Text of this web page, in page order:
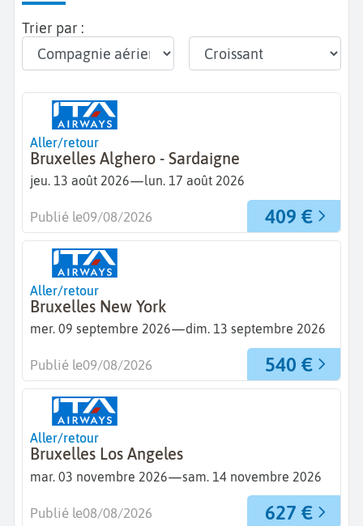
Trier par :
Aller/retour
Bruxelles Alghero - Sardaigne
jeu. 13 août 2026—lun. 17 août 2026
409 €
Publié le09/08/2026
Aller/retour
Bruxelles New York
mer. 09 septembre 2026—dim. 13 septembre 2026
540 €
Publié le09/08/2026
Aller/retour
Bruxelles Los Angeles
mar. 03 novembre 2026—sam. 14 novembre 2026
627 €
Publié le08/08/2026